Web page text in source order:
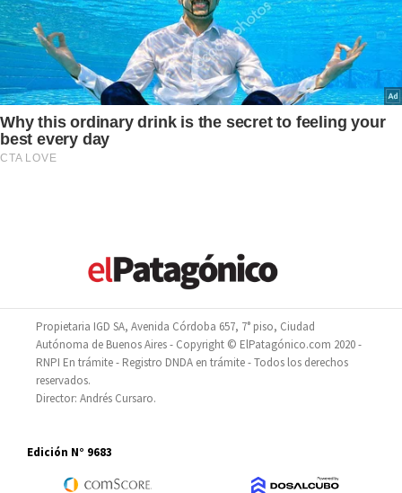
Propietaria IGD SA, Avenida Córdoba 657, 7° piso, Ciudad
Autónoma de Buenos Aires - Copyright © ElPatagónico.com 2020 -
RNPI En trámite - Registro DNDA en trámite - Todos los derechos
reservados.
Director: Andrés Cursaro.
Edición N° 9683